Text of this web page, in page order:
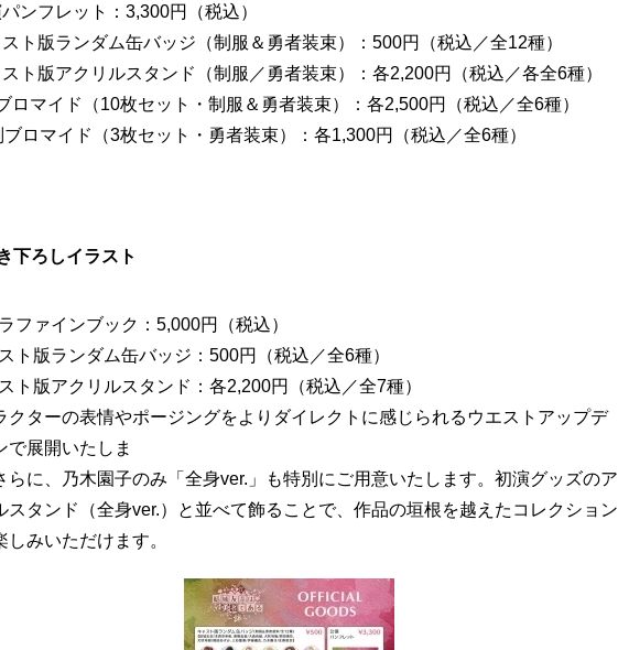
ンフレット：3,300円（税込）
ト版ランダム缶バッジ（制服＆勇者装束）：500円（税込／全12種）
ト版アクリルスタンド（制服／勇者装束）：各2,200円（税込／各全6種）
ロマイド（10枚セット・制服＆勇者装束）：各2,500円（税込／全6種）
ロマイド（3枚セット・勇者装束）：各1,300円（税込／全6種）
下ろしイラスト
ファインブック：5,000円（税込）
ト版ランダム缶バッジ：500円（税込／全6種）
ト版アクリルスタンド：各2,200円（税込／全7種）
クターの表情やポージングをよりダイレクトに感じられるウエストアップデ
で展開いたしま
らに、乃木園子のみ「全身ver.」も特別にご用意いたします。初演グッズのア
スタンド（全身ver.）と並べて飾ることで、作品の垣根を越えたコレクション
しみいただけます。